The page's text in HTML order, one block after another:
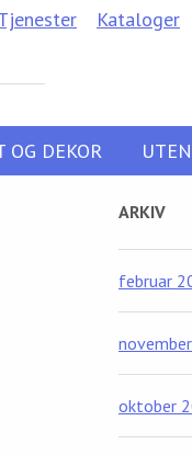
Kataloger
OG DEKOR
ARKIV
februar
oktober